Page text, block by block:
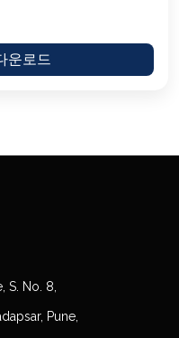
운로드
S. No. 8,
Pune,